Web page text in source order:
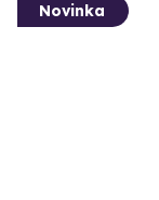
Novinka